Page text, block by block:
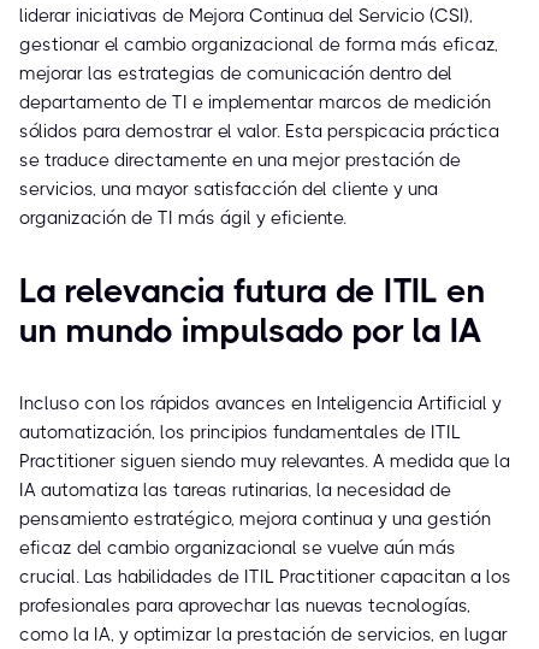
liderar iniciativas de Mejora Continua del Servicio (CSI),
gestionar el cambio organizacional de forma más eficaz,
mejorar las estrategias de comunicación dentro del
departamento de TI e implementar marcos de medición
sólidos para demostrar el valor. Esta perspicacia práctica
se traduce directamente en una mejor prestación de
servicios, una mayor satisfacción del cliente y una
organización de TI más ágil y eficiente.
La relevancia futura de ITIL en
un mundo impulsado por la IA
Incluso con los rápidos avances en Inteligencia Artificial y
automatización, los principios fundamentales de ITIL
Practitioner siguen siendo muy relevantes. A medida que la
IA automatiza las tareas rutinarias, la necesidad de
pensamiento estratégico, mejora continua y una gestión
eficaz del cambio organizacional se vuelve aún más
crucial. Las habilidades de ITIL Practitioner capacitan a los
profesionales para aprovechar las nuevas tecnologías,
como la IA, y optimizar la prestación de servicios, en lugar